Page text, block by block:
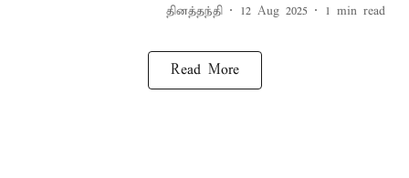
தினத்தந்தி 12 Aug 2025 1 min read
Read More